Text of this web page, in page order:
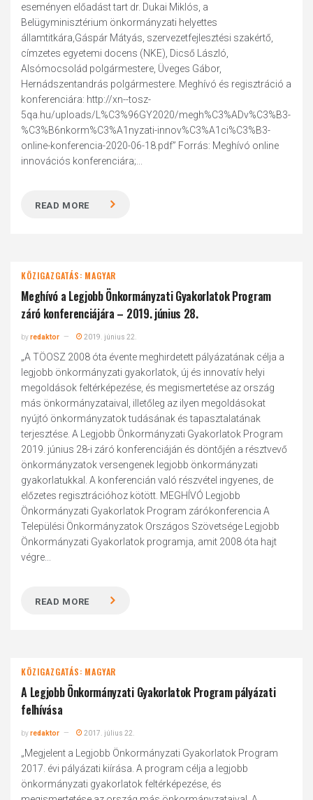
eseményen előadást tart dr. Dukai Miklós, a
Belügyminisztérium önkormányzati helyettes
államtitkára,Gáspár Mátyás, szervezetfejlesztési szakértő,
címzetes egyetemi docens (NKE), Dicső László,
Alsómocsolád polgármestere, Üveges Gábor,
Hernádszentandrás polgármestere. Meghívó és regisztráció a
konferenciára: http://xn--tosz-
5qa.hu/uploads/L%C3%96GY2020/megh%C3%ADv%C3%B3-
%C3%B6nkorm%C3%A1nyzati-innov%C3%A1ci%C3%B3-
online-konferencia-2020-06-18.pdf” Forrás: Meghívó online
innovációs konferenciára;...
READ MORE
KÖZIGAZGATÁS: MAGYAR
Meghívó a Legjobb Önkormányzati Gyakorlatok Program
záró konferenciájára – 2019. június 28.
byredaktor 2019. június 22.
„A TÖOSZ 2008 óta évente meghirdetett pályázatának célja a
legjobb önkormányzati gyakorlatok, új és innovatív helyi
megoldások feltérképezése, és megismertetése az ország
más önkormányzataival, illetőleg az ilyen megoldásokat
nyújtó önkormányzatok tudásának és tapasztalatának
terjesztése. A Legjobb Önkormányzati Gyakorlatok Program
2019. június 28-i záró konferenciáján és döntőjén a résztvevő
önkormányzatok versengenek legjobb önkormányzati
gyakorlatukkal. A konferencián való részvétel ingyenes, de
előzetes regisztrációhoz kötött. MEGHÍVÓ Legjobb
Önkormányzati Gyakorlatok Program zárókonferencia A
Települési Önkormányzatok Országos Szövetsége Legjobb
Önkormányzati Gyakorlatok programja, amit 2008 óta hajt
végre...
READ MORE
KÖZIGAZGATÁS: MAGYAR
A Legjobb Önkormányzati Gyakorlatok Program pályázati
felhívása
byredaktor 2017. július 22.
„Megjelent a Legjobb Önkormányzati Gyakorlatok Program
2017. évi pályázati kiírása. A program célja a legjobb
önkormányzati gyakorlatok feltérképezése, és